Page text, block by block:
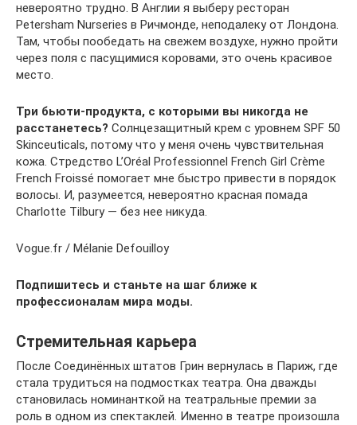
невероятно трудно. В Англии я выберу ресторан
Petersham Nurseries в Ричмонде, неподалеку от Лондона.
Там, чтобы пообедать на свежем воздухе, нужно пройти
через поля с пасущимися коровами, это очень красивое
место.
Три бьюти-продукта, с которыми вы никогда не
расстанетесь? Солнцезащитный крем с уровнем SPF 50
Skinceuticals, потому что у меня очень чувствительная
кожа. Стредство L’Oréal Professionnel French Girl Crème
French Froissé помогает мне быстро привести в порядок
волосы. И, разумеется, невероятно красная помада
Charlotte Tilbury — без нее никуда.
Vogue.fr / Mélanie Defouilloy
Подпишитесь и станьте на шаг ближе к
профессионалам мира моды.
Стремительная карьера
После Соединённых штатов Грин вернулась в Париж, где
стала трудиться на подмостках театра. Она дважды
становилась номинанткой на театральные премии за
роль в одном из спектаклей. Именно в театре произошла